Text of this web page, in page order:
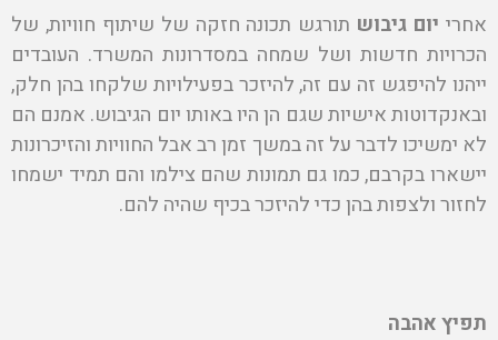
אחרי יום גיבוש תורגש תכונה חזקה של שיתוף חוויות, של
הכרויות חדשות ושל שמחה במסדרונות המשרד. העובדים
ייהנו להיפגש זה עם זה, להיזכר בפעילויות שלקחו בהן חלק,
ובאנקדוטות אישיות שגם הן היו באותו יום הגיבוש. אמנם הם
לא ימשיכו לדבר על זה במשך זמן רב אבל החוויות והזיכרונות
יישארו בקרבם, כמו גם תמונות שהם צילמו והם תמיד ישמחו
לחזור ולצפות בהן כדי להיזכר בכיף שהיה להם.
תפיץ אהבה